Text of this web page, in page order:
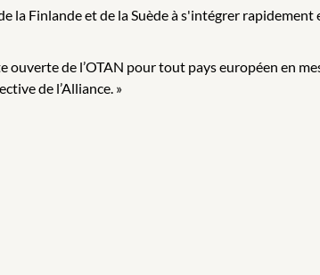
la Finlande et de la Suède à s'intégrer
de l’OTAN pour tout pays européen en
de l’Alliance. »